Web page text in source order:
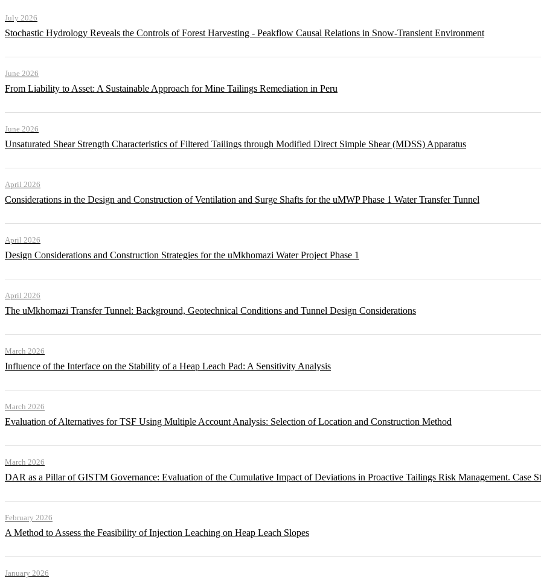
July 2026
Stochastic Hydrology Reveals the Controls of Forest Harvesting - Peakflow Causal Relations in Snow-Transient Environment
June 2026
From Liability to Asset: A Sustainable Approach for Mine Tailings Remediation in Peru
June 2026
Unsaturated Shear Strength Characteristics of Filtered Tailings through Modified Direct Simple Shear (MDSS) Apparatus
April 2026
Considerations in the Design and Construction of Ventilation and Surge Shafts for the uMWP Phase 1 Water Transfer Tunnel
April 2026
Design Considerations and Construction Strategies for the uMkhomazi Water Project Phase 1
April 2026
The uMkhomazi Transfer Tunnel: Background, Geotechnical Conditions and Tunnel Design Considerations
March 2026
Influence of the Interface on the Stability of a Heap Leach Pad: A Sensitivity Analysis
March 2026
Evaluation of Alternatives for TSF Using Multiple Account Analysis: Selection of Location and Construction Method
March 2026
DAR as a Pillar of GISTM Governance: Evaluation of the Cumulative Impact of Deviations in Proactive Tailings Risk Management. Case
February 2026
A Method to Assess the Feasibility of Injection Leaching on Heap Leach Slopes
January 2026